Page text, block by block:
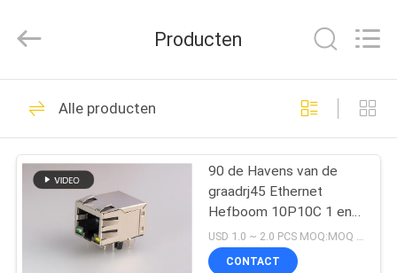
HUIS
PRODUCTEN
ONGEVEER
Reserved.
rj45 modulaire Jack
82
Producten
Alle producten
90 de Havens van de
graadrj45 Ethernet
Hefboom 10P10C 1 en
Geïntegreerde
Magnetische Schakelaar
USD 1.0 ~ 2.0 PCS MOQ:MOQ 500- 5kpcs
CONTACT